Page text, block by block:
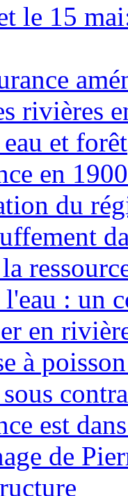
le 15
rivières
et forêt
en 1900
du
: un
en
à
est
de